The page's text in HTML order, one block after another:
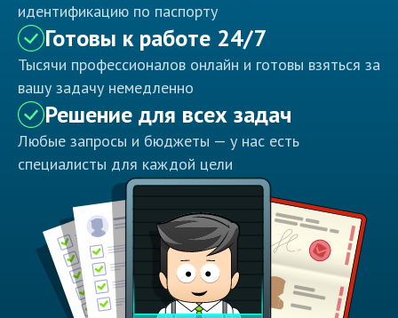
идентификацию по паспорту
Готовы к работе 24/7
Тысячи профессионалов онлайн и готовы взяться за
вашу задачу немедленно
Решение для всех задач
Любые запросы и бюджеты — у нас есть
специалисты для каждой цели